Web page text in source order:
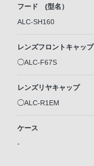
フード (型名）
ALC-SH160
レンズフロントキャップ
◯ALC-F67S
レンズリヤキャップ
◯ALC-R1EM
ケース
-